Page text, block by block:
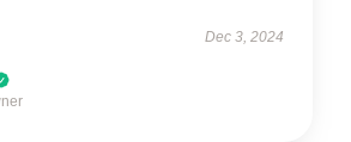
Dec 3, 2024